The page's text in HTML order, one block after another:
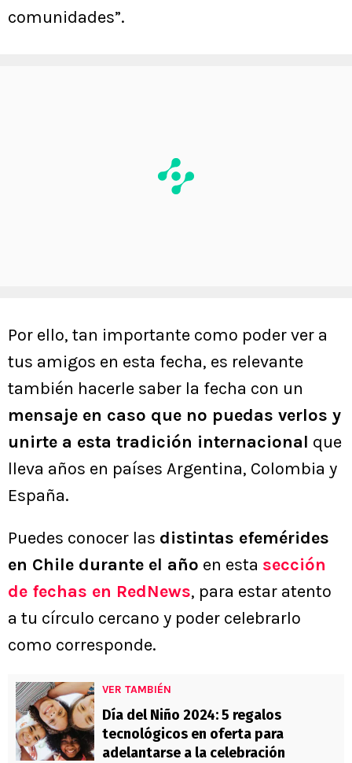
comunidades”.
Por ello, tan importante como poder ver a
tus amigos en esta fecha, es relevante
también hacerle saber la fecha con un
mensaje en caso que no puedas verlos y
unirte a esta tradición internacional que
lleva años en países Argentina, Colombia y
España.
Puedes conocer las distintas efemérides
en Chile durante el año en esta sección
de fechas en RedNews, para estar atento
a tu círculo cercano y poder celebrarlo
como corresponde.
VER TAMBIÉN
Día del Niño 2024: 5 regalos
tecnológicos en oferta para
adelantarse a la celebración